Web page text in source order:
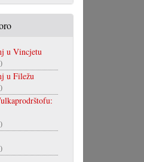
u Vincjetu
u Filežu